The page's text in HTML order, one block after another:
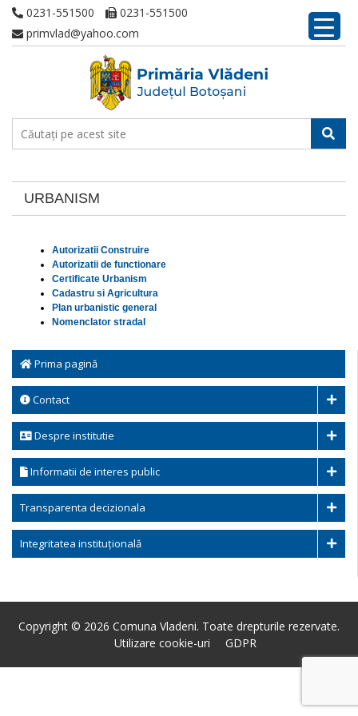
0231-551500
0231-551500
primvlad@yahoo.com
URBANISM
Prima pagină
Contact
Despre institutie
Informatii de interes public
Transparenta decizionala
Integritatea instituțională
Autorizatii Construire
Autorizatii de functionare
Certificate Urbanism
Cadastru si Agricultura
Plan urbanistic general
Nomenclator stradal
Copyright © 2026 Comuna Vladeni. Toate drepturile rezervate.
Utilizare cookie-uri
GDPR